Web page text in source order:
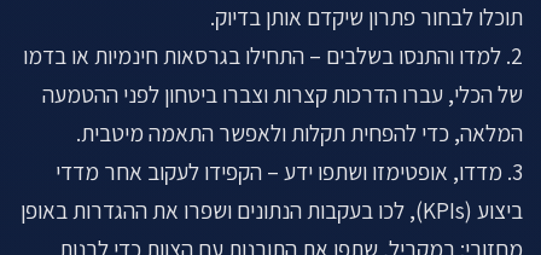
תוכלו לבחור פתרון שיקדם אותן בדיוק.
2. למדו והתנסו בשלבים – התחילו בגרסאות חינמיות או בדמו
של הכלי, עברו הדרכות קצרות וצברו ביטחון לפני ההטמעה
המלאה, כדי להפחית תקלות ולאפשר התאמה מיטבית.
3. מדדו, אופטימזו ושתפו ידע – הקפידו לעקוב אחר מדדי
ביצוע (KPIs), לכו בעקבות הנתונים ושפרו את ההגדרות באופן